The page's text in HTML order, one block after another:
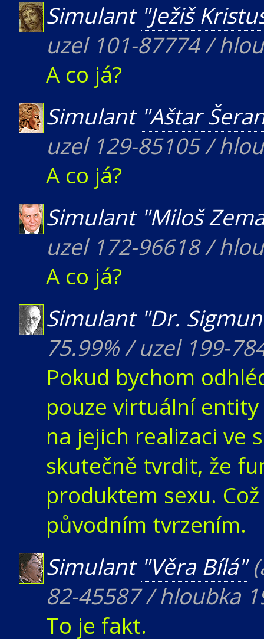
Simulant "Ježiš
uzel 101-87774 /
A co já?
Simulant "Aštar
uzel 129-85105 /
A co já?
Simulant "Miloš
uzel 172-96618 /
A co já?
Simulant "Dr.
75.99% / uzel 199-
Pokud bychom
pouze virtuální
na jejich realizaci ve
skutečně tvrdit, že
produktem sexu.
původním tvrzením.
Simulant "Věra Bílá"
82-45587 / hloubka
To je fakt.